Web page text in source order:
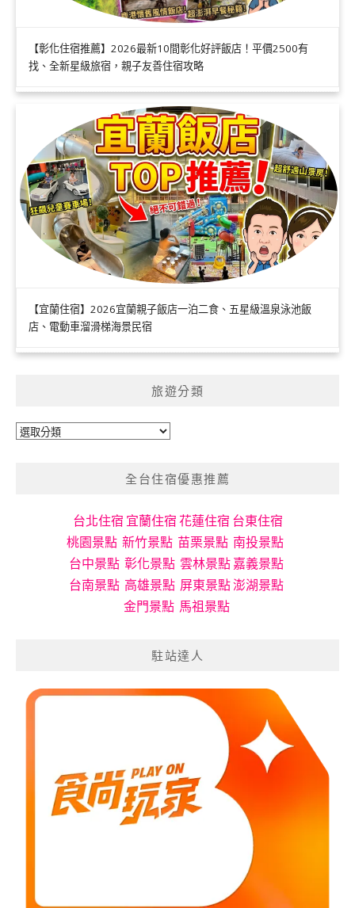
【彰化住宿推薦】2026最新10間彰化好評飯店！平價2500有
找、全新星級旅宿，親子友善住宿攻略
【宜蘭住宿】2026宜蘭親子飯店一泊二食、五星級溫泉泳池飯
店、電動車溜滑梯海景民宿
旅遊分類
旅
全台住宿優惠推薦
台北住宿 宜蘭住宿花蓮住宿 台東住宿
桃園景點 新竹景點 苗栗景點 南投景點
台中景點 彰化景點 雲林景點嘉義景點
台南景點 高雄景點 屏東景點澎湖景點
金門景點 馬祖景點
駐站達人